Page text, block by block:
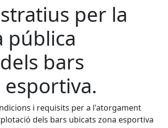
per la
pública
bars
i requisits per a l'atorgament
dels bars ubicats zona esportiva